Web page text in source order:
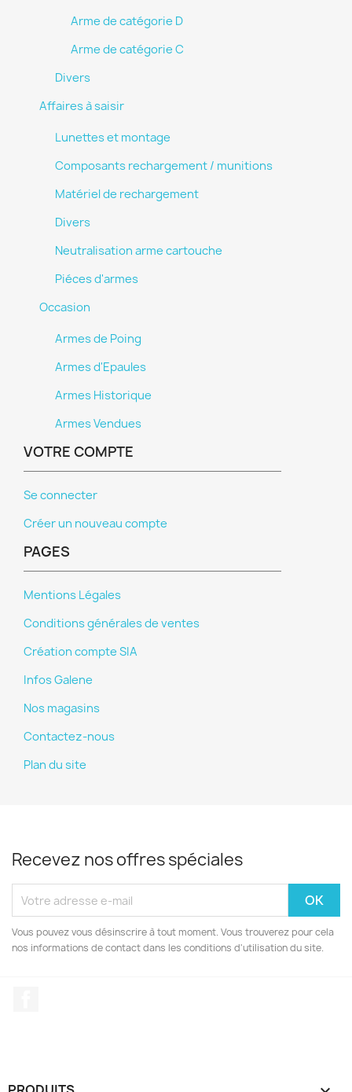
Arme de catégorie D
Arme de catégorie C
Divers
Affaires à saisir
Lunettes et montage
Composants rechargement / munitions
Matériel de rechargement
Divers
Neutralisation arme cartouche
Piéces d'armes
Occasion
Armes de Poing
Armes d'Epaules
Armes Historique
Armes Vendues
VOTRE COMPTE
Se connecter
Créer un nouveau compte
PAGES
Mentions Légales
Conditions générales de ventes
Création compte SIA
Infos Galene
Nos magasins
Contactez-nous
Plan du site
Recevez nos offres spéciales
Vous pouvez vous désinscrire à tout moment. Vous trouverez pour cela
nos informations de contact dans les conditions d'utilisation du site.